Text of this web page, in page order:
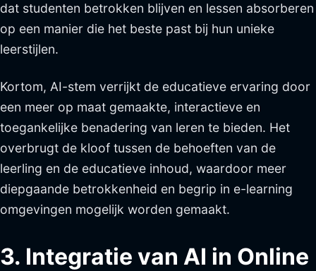
dat studenten betrokken blijven en lessen absorberen
op een manier die het beste past bij hun unieke
leerstijlen.
Kortom, AI-stem verrijkt de educatieve ervaring door
een meer op maat gemaakte, interactieve en
toegankelijke benadering van leren te bieden. Het
overbrugt de kloof tussen de behoeften van de
leerling en de educatieve inhoud, waardoor meer
diepgaande betrokkenheid en begrip in e-learning
omgevingen mogelijk worden gemaakt.
3. Integratie van AI in Online